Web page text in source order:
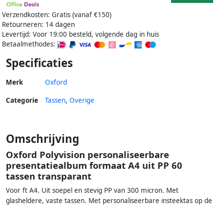
Verzendkosten: Gratis (vanaf €150)
Retourneren: 14 dagen
Levertijd: Voor 19:00 besteld, volgende dag in huis
Betaalmethodes:
Specificaties
Merk Oxford
Categorie Tassen, Overige
Omschrijving
Oxford Polyvision personaliseerbare
presentatiealbum formaat A4 uit PP 60
tassen transparant
Voor ft A4. Uit soepel en stevig PP van 300 micron. Met
glasheldere, vaste tassen. Met personaliseerbare insteektas op de